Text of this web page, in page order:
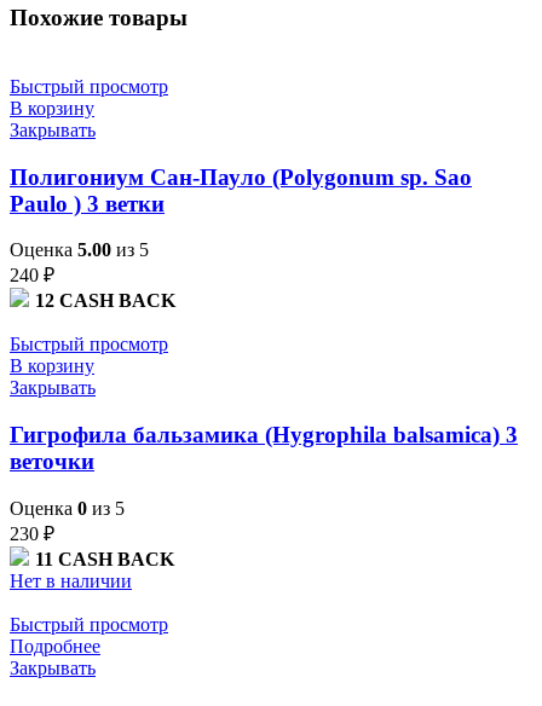
Похожие товары
Быстрый просмотр
В корзину
Закрывать
Полигониум Сан-Пауло (Polygonum sp. Sao
Paulo ) 3 ветки
Оценка 5.00 из 5
240 ₽
12 CASH BACK
Быстрый просмотр
В корзину
Закрывать
Гигрофила бальзамика (Hygrophila balsamica) 3
веточки
Оценка 0 из 5
230 ₽
11 CASH BACK
Нет в наличии
Быстрый просмотр
Подробнее
Закрывать